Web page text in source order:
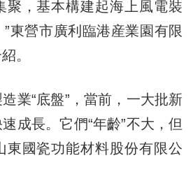
聚，基本構建起海上風電裝
東營市廣利臨港産業園有限
。
“底盤”，當前，一大批新
成長。它們“年齡”不大，但
東國瓷功能材料股份有限公